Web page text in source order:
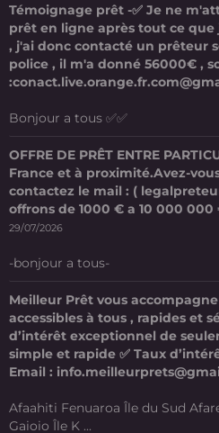
Témoignage prêt -✅ Je ne
prêt en ligne après tout ce que
, j'ai donc contacté un prêteur
police , il m'a donné 56000€ ,
Bonjour a tous ✅✅
OFFRE DE PRÊT ENTRE
France et à proximité.Avez-
contactez le mail : (
offrons de 1000 € a 10 000 000
29/07/2026
-bonjour a tous-
Meilleur Prêt vous
accessibles à tous , rapides et
d’intérêt exceptionnel de
simple et rapide ✅ Taux
Email :
Afaahiti Fenuaroa Île du Sud
Gaioio Île K ...